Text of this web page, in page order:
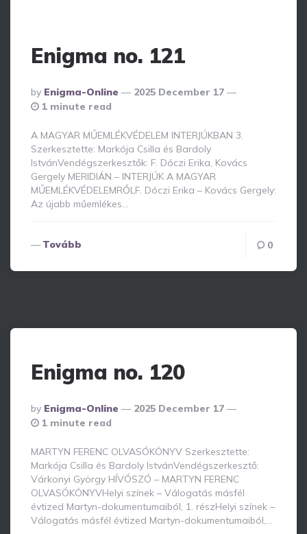
Enigma no. 121
Posted
By
By Enigma-Online
2025 December 17
1 minute read
A MAGYAR MŰEMLÉKVÉDELEM INTERJÚKBAN 3.
Szerkesztette: Markója Csilla és Bardoly
IstvánVendégszerkesztők: F. Dóczi Erika, Kovács
Gergely MERIDIÁN – INTERJÚK A MAGYAR
MŰEMLÉKVÉDELEMRŐLF. Dóczi Erika – Kovács Gergely:
Az újabb műemlékes…
Tovább 0
Enigma no. 120
Posted
By
By Enigma-Online
2025 December 17
1 minute read
MARTYN FERENC OLVASÓKÖNYV Szerkesztette:
Markója Csilla és Bardoly IstvánVendégszerkesztő:
Várkonyi György HÍVÓSZÓ – MARTYN FERENC
OLVASÓKÖNYVHelyi színek – Válogatás másfél
évtized Martyn-dokumentumaiból, 1. részHelyi színek –
Válogatás másfél évtized Martyn-dokumentumaiból,…